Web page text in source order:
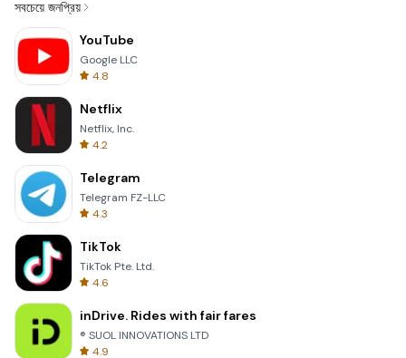
সবচেয়ে জনপ্রিয়
YouTube
Google LLC
4.8
Netflix
Netflix, Inc.
4.2
Telegram
Telegram FZ-LLC
4.3
TikTok
TikTok Pte. Ltd.
4.6
inDrive. Rides with fair fares
® SUOL INNOVATIONS LTD
4.9